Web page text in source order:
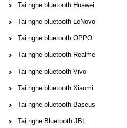
Tai nghe bluetooth Huawei
Tai nghe bluetooth LeNovo
Tai nghe bluetooth OPPO
Tai nghe bluetooth Realme
Tai nghe bluetooth Vivo
Tai nghe bluetooth Xiaomi
Tai nghe bluetooth Baseus
Tai nghe Bluetooth JBL